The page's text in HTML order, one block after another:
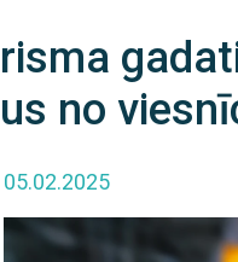
no
05.02.2025